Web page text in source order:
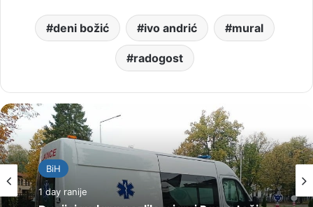
deni božić ivo andrić mural
radogost
BiH
1 day ranije